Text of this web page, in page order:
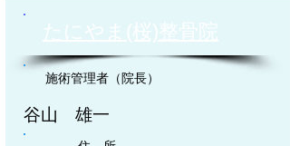
たにやま(桜)整骨院
施術管理者（院長）
谷山 雄一